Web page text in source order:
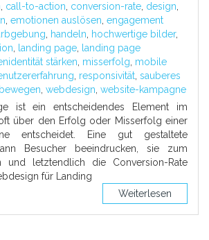
, call-to-action, conversion-rate, design,
, emotionen auslösen, engagement
, handeln, hochwertige bilder,
, landing page, landing page
stärken, misserfolg, mobile
, responsivität, sauberes
, webdesign, website-kampagne
ist ein entscheidendes Element im
über den Erfolg oder Misserfolg einer
entscheidet. Eine gut gestaltete
Besucher beeindrucken, sie zum
und letztendlich die Conversion-Rate
für Landing
Weiterlesen